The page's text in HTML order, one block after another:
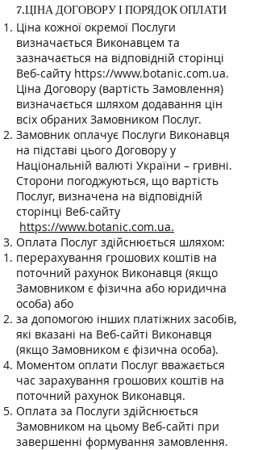
7.ЦІНА ДОГОВОРУ І ПОРЯДОК ОПЛАТИ
Ціна кожної окремої Послуги
визначається Виконавцем та
зазначається на відповідній сторінці
Веб-сайту https://www.botanic.com.ua.
Ціна Договору (вартість Замовлення)
визначається шляхом додавання цін
всіх обраних Замовником Послуг.
Замовник оплачує Послуги Виконавця
на підставі цього Договору у
Національній валюті України – гривні.
Сторони погоджуються, що вартість
Послуг, визначена на відповідній
сторінці Веб-сайту
https://www.botanic.com.ua.
Оплата Послуг здійснюється шляхом:
перерахування грошових коштів на
поточний рахунок Виконавця (якщо
Замовником є фізична або юридична
особа) або
за допомогою інших платіжних засобів,
які вказані на Веб-сайті Виконавця
(якщо Замовником є фізична особа).
Моментом оплати Послуг вважається
час зарахування грошових коштів на
поточний рахунок Виконавця.
Оплата за Послуги здійснюється
Замовником на цьому Веб-сайті при
завершенні формування замовлення.